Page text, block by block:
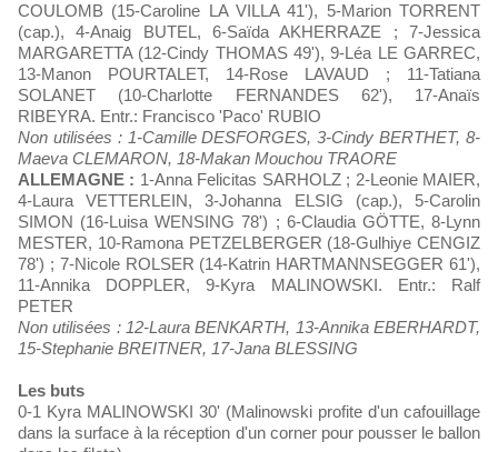
COULOMB (15-Caroline LA VILLA 41'), 5-Marion TORRENT
(cap.), 4-Anaig BUTEL, 6-Saïda AKHERRAZE ; 7-Jessica
MARGARETTA (12-Cindy THOMAS 49'), 9-Léa LE GARREC,
13-Manon POURTALET, 14-Rose LAVAUD ; 11-Tatiana
SOLANET (10-Charlotte FERNANDES 62'), 17-Anaïs
RIBEYRA. Entr.: Francisco 'Paco' RUBIO
Non utilisées : 1-Camille DESFORGES, 3-Cindy BERTHET, 8-
Maeva CLEMARON, 18-Makan Mouchou TRAORE
ALLEMAGNE : 1-Anna Felicitas SARHOLZ ; 2-Leonie MAIER,
4-Laura VETTERLEIN, 3-Johanna ELSIG (cap.), 5-Carolin
SIMON (16-Luisa WENSING 78') ; 6-Claudia GÖTTE, 8-Lynn
MESTER, 10-Ramona PETZELBERGER (18-Gulhiye CENGIZ
78') ; 7-Nicole ROLSER (14-Katrin HARTMANNSEGGER 61'),
11-Annika DOPPLER, 9-Kyra MALINOWSKI. Entr.: Ralf
PETER
Non utilisées : 12-Laura BENKARTH, 13-Annika EBERHARDT,
15-Stephanie BREITNER, 17-Jana BLESSING
Les buts
0-1 Kyra MALINOWSKI 30' (Malinowski profite d'un cafouillage
dans la surface à la réception d'un corner pour pousser le ballon